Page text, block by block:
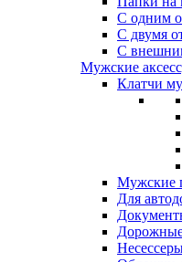
С одним
С двумя
С
Мужские
Клатчи
Мужские
Для